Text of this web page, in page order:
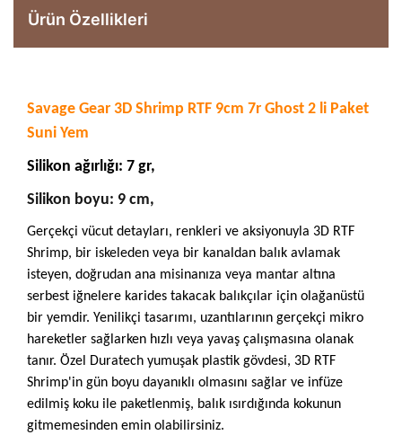
Ürün Özellikleri
Savage Gear 3D Shrimp RTF 9cm 7r Ghost 2 li Paket
Suni Yem
Silikon ağırlığı: 7 gr,
Silikon boyu: 9 cm,
Gerçekçi vücut detayları, renkleri ve aksiyonuyla 3D RTF
Shrimp, bir iskeleden veya bir kanaldan balık avlamak
isteyen, doğrudan ana misinanıza veya mantar altına
serbest iğnelere karides takacak balıkçılar için olağanüstü
bir yemdir. Yenilikçi tasarımı, uzantılarının gerçekçi mikro
hareketler sağlarken hızlı veya yavaş çalışmasına olanak
tanır. Özel Duratech yumuşak plastik gövdesi, 3D RTF
Shrimp'in gün boyu dayanıklı olmasını sağlar ve infüze
edilmiş koku ile paketlenmiş, balık ısırdığında kokunun
gitmemesinden emin olabilirsiniz.